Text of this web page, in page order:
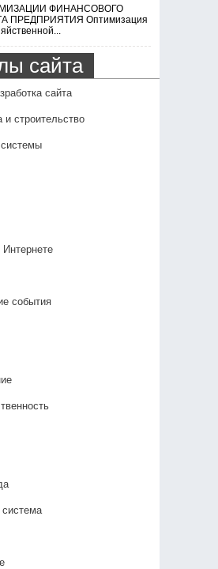
ФИНАНСОВОГО
ПРЕДПРИЯТИЯ Оптимизация
сайта
сайта
и строительство
Интернете
события